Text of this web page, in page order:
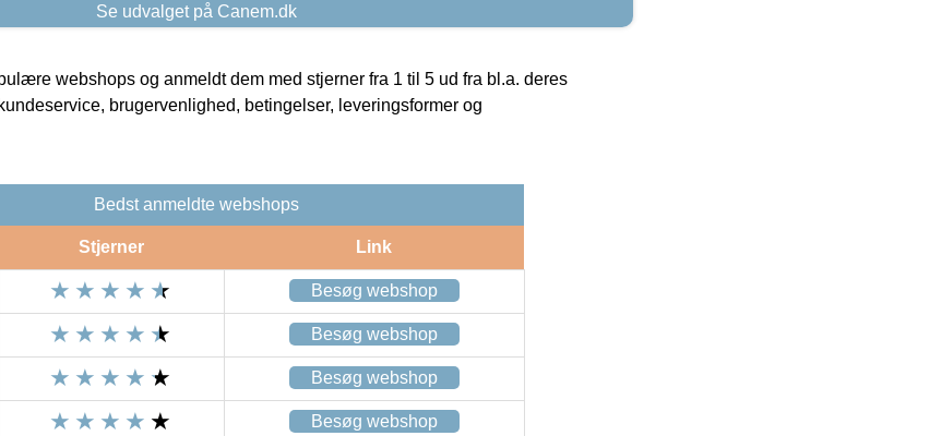
Se udvalget på Canem.dk
webshops og anmeldt dem med stjerner fra 1 til 5 ud fra bl.a. deres
brugervenlighed, betingelser, leveringsformer og
Bedst anmeldte webshops
Stjerner Link
Besøg webshop
Besøg webshop
Besøg webshop
Besøg webshop